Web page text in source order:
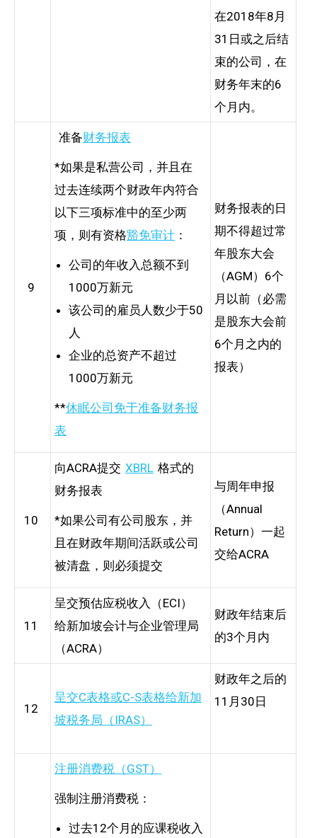
在2018年8月
31日或之后结
束的公司，在
财务年末的6
个月内。
9
准备财务报表
*如果是私营公司，并且在
过去连续两个财政年内符合
以下三项标准中的至少两
项，则有资格豁免审计 ：
公司的年收入总额不到
1000万新元
该公司的雇员人数少于50
人
企业的总资产不超过
1000万新元
**休眠公司免于准备财务报
表
财务报表的日
期不得超过常
年股东大会
（AGM）6个
月以前（必需
是股东大会前
6个月之内的
报表）
10
向ACRA提交 XBRL 格式的
财务报表
*如果公司有公司股东，并
且在财政年期间活跃或公司
被清盘，则必须提交
与周年申报
（Annual
Return）一起
交给ACRA
11
呈交预估应税收入（ECI）
给新加坡会计与企业管理局
（ACRA）
财政年结束后
的3个月内
12
呈交C表格或C-S表格给新加
坡税务局（IRAS）
财政年之后的
11月30日
注册消费税（GST）
强制注册消费税：
过去12个月的应课税收入